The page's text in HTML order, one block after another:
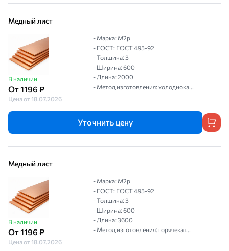
Медный лист
В наличии
От 1196 ₽
Цена от 18.07.2026
- Марка: M2р
- ГОСТ: ГОСТ 495-92
- Толщина: 3
- Ширина: 600
- Длина: 2000
- Метод изготовления: холоднока...
Уточнить цену
Медный лист
В наличии
От 1196 ₽
Цена от 18.07.2026
- Марка: M2р
- ГОСТ: ГОСТ 495-92
- Толщина: 3
- Ширина: 600
- Длина: 3600
- Метод изготовления: горячекат...